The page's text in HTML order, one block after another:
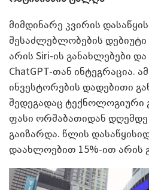
მიმდინარე კვირის
შესაძლებლობების
არის Siri-ის განახლებები
ChatGPT-თან ინტეგრაცია.
ინვესტორების დადებითი
შედეგადაც ტექნოლოგიური
ფასი ორშაბათიდან დღემდე
გაიზარდა. წლის
დაახლოებით 15%-ით არის